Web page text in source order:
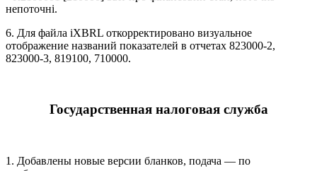
непоточні.
6. Для файла iXBRL откорректировано визуальное
отображение названий показателей в отчетах 823000-2,
823000-3, 819100, 710000.
Государственная налоговая служба
1. Добавлены новые версии бланков, подача — по